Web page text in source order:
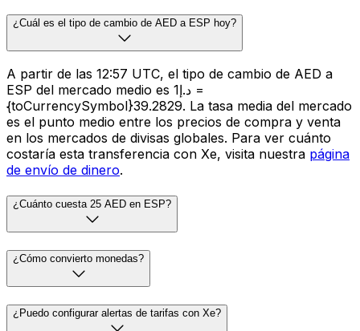
¿Cuál es el tipo de cambio de AED a ESP hoy?
A partir de las 12:57 UTC, el tipo de cambio de AED a
ESP del mercado medio es د.إ1 =
{toCurrencySymbol}39.2829. La tasa media del mercado
es el punto medio entre los precios de compra y venta
en los mercados de divisas globales. Para ver cuánto
costaría esta transferencia con Xe, visita nuestra página
de envío de dinero.
¿Cuánto cuesta 25 AED en ESP?
¿Cómo convierto monedas?
¿Puedo configurar alertas de tarifas con Xe?